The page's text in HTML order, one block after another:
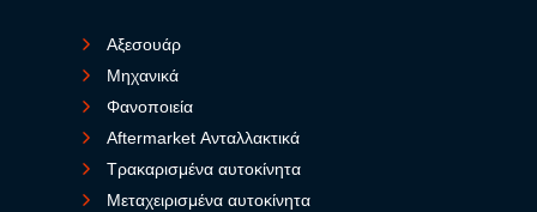
Αξεσουάρ
Μηχανικά
Φανοποιεία
Aftermarket Ανταλλακτικά
Τρακαρισμένα αυτοκίνητα
Μεταχειρισμένα αυτοκίνητα